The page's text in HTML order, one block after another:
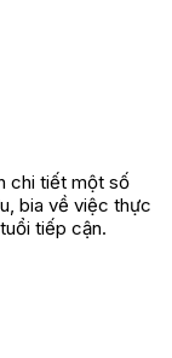
chi tiết một số
bia về việc thực
tiếp cận.